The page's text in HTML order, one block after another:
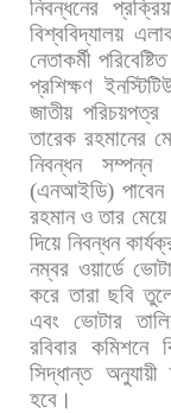
নিবন্ধনের
বিশ্ববিদ্যালয়
নেতাকর্মী পরিবেষ্টিত
প্রশিক্ষণ
জাতীয় পরিচয়পত্র
তারেক রহমানের
নিবন্ধন
সম্পন্ন
(এনআইডি)
রহমান ও তার মেয়ে
দিয়ে নিবন্ধন
নম্বর ওয়ার্ডে
করে তারা ছবি
এবং ভোটার
রবিবার কমিশনে
সিদ্ধান্ত অনুযায়ী
হবে।